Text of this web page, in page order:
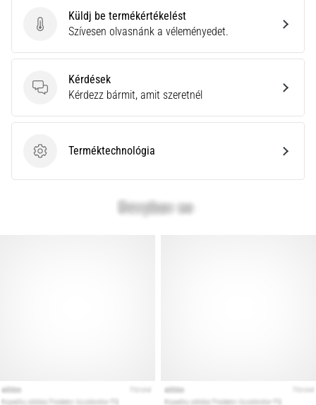
Küldj be termékértékelést
Küldj be termékértékelést
Szívesen olvasnánk a véleményedet.
Kérdések
Kérdések
Kérdezz bármit, amit szeretnél
Terméktechnológia
Terméktechnológia